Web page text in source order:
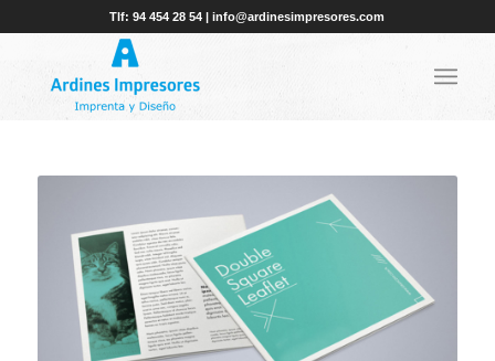
Tlf: 94 454 28 54 | info@ardinesimpresores.com